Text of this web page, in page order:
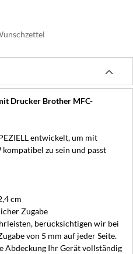
Drucker Brother MFC-
entwickelt, um mit
zu sein und passt
cm
Zugabe
berücksichtigen wir bei
von 5 mm auf jeder Seite.
Abdeckung Ihr Gerät vollständig